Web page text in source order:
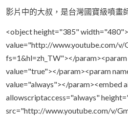
影片中的大叔，是台灣國寶級噴畫
<object height="385"
value="http://www.youtube.com/v/
fs=1&hl=zh_TW"></
value="true"></param><param
value="always"></param><embed
allowscriptaccess="always"
src="http://www.youtube.com/v/